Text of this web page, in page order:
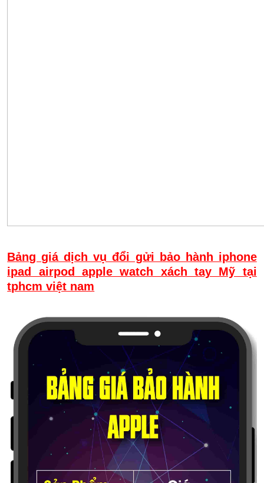
Bảng giá dịch vụ đổi gửi bảo hành iphone
ipad airpod apple watch xách tay Mỹ tại
tphcm việt nam